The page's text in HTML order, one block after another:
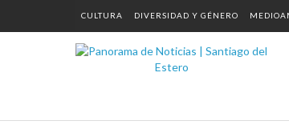
CULTURA DIVERSIDAD Y GÉNERO